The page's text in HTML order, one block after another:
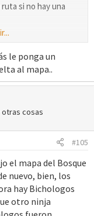
si no hay una
le ponga un
al mapa..
cosas
#105
el mapa del Bosque
nuevo, bien, los
hay Bichologos
otro ninja